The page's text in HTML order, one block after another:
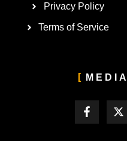
Privacy Policy
Terms of Service